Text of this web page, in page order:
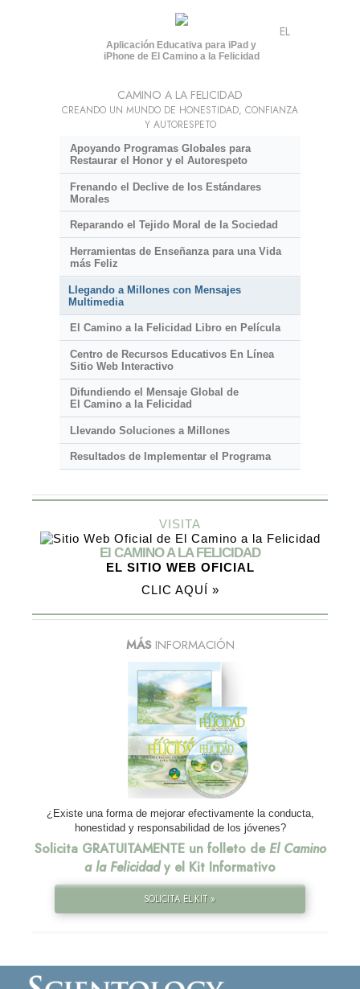
Aplicación Educativa para iPad y
iPhone de El Camino a la Felicidad
EL
CAMINO A LA FELICIDAD
CREANDO UN MUNDO DE HONESTIDAD, CONFIANZA
Y AUTORESPETO
Apoyando Programas Globales para
Restaurar el Honor y el Autorespeto
Frenando el Declive de los Estándares
Morales
Reparando el Tejido Moral de la Sociedad
Herramientas de Enseñanza para una Vida
más Feliz
Llegando a Millones con Mensajes
Multimedia
El Camino a la Felicidad Libro en Película
Centro de Recursos Educativos En Línea
Sitio Web Interactivo
Difundiendo el Mensaje Global de
El Camino a la Felicidad
Llevando Soluciones a Millones
Resultados de Implementar el Programa
VISITA
El CAMINO A LA FELICIDAD
EL SITIO WEB OFICIAL
CLIC AQUÍ »
MÁSINFORMACIÓN
¿Existe una forma de mejorar efectivamente la conducta,
honestidad y responsabilidad de los jóvenes?
Solicita GRATUITAMENTE un folleto de El Camino
a la Felicidady el Kit Informativo
SOLICITA EL KIT »